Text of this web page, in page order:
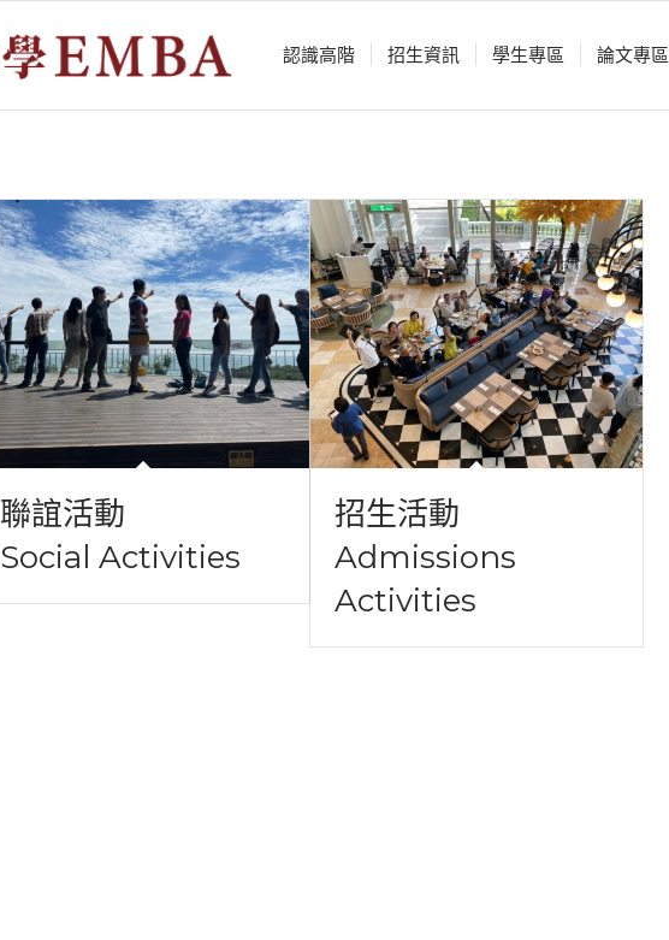
認識⾼階 招生資訊 學⽣專區 論⽂專區
聯誼活動
Social Activities
招生活動
Admissions
Activities